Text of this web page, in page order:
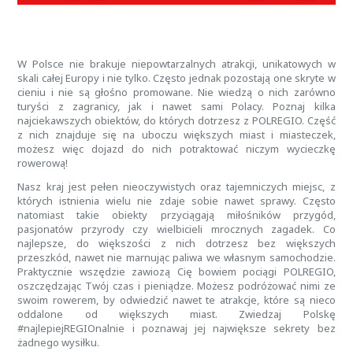
W Polsce nie brakuje niepowtarzalnych atrakcji, unikatowych w
skali całej Europy i nie tylko. Często jednak pozostają one skryte w
cieniu i nie są głośno promowane. Nie wiedzą o nich zarówno
turyści z zagranicy, jak i nawet sami Polacy. Poznaj kilka
najciekawszych obiektów, do których dotrzesz z POLREGIO. Część
z nich znajduje się na uboczu większych miast i miasteczek,
możesz więc dojazd do nich potraktować niczym wycieczkę
rowerową!
Nasz kraj jest pełen nieoczywistych oraz tajemniczych miejsc, z
których istnienia wielu nie zdaje sobie nawet sprawy. Często
natomiast takie obiekty przyciągają miłośników przygód,
pasjonatów przyrody czy wielbicieli mrocznych zagadek. Co
najlepsze, do większości z nich dotrzesz bez większych
przeszkód, nawet nie marnując paliwa we własnym samochodzie.
Praktycznie wszędzie zawiozą Cię bowiem pociągi POLREGIO,
oszczędzając Twój czas i pieniądze. Możesz podróżować nimi ze
swoim rowerem, by odwiedzić nawet te atrakcje, które są nieco
oddalone od większych miast. Zwiedzaj Polskę
#najlepiejREGIOnalnie i poznawaj jej największe sekrety bez
żadnego wysiłku.